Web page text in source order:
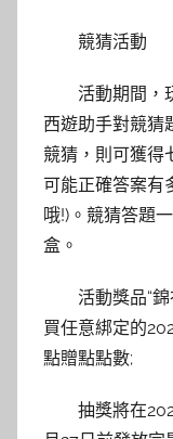
競猜活動
活動期間，
西遊助手對競猜
競猜，則可獲得
可能正確答案有
哦!)。競猜答題
盒。
活動獎品“
買任意綁定的
點贈點點數;
抽獎將在